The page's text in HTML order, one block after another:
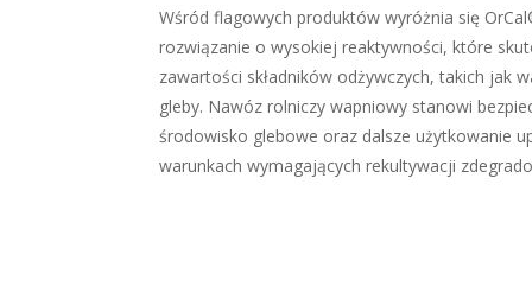
Wśród flagowych produktów wyróżnia się
rozwiązanie o wysokiej reaktywności, które
zawartości składników odżywczych, takich jak
gleby. Nawóz rolniczy wapniowy stanowi
środowisko glebowe oraz dalsze użytkowanie
warunkach wymagających rekultywacji